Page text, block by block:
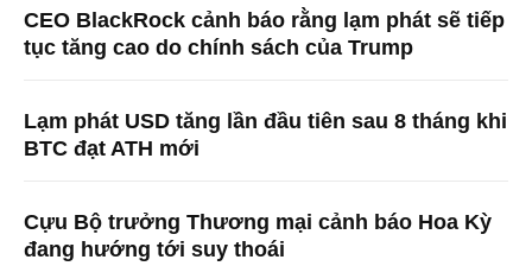
CEO BlackRock cảnh báo rằng lạm phát sẽ tiếp
tục tăng cao do chính sách của Trump
Lạm phát USD tăng lần đầu tiên sau 8 tháng khi
BTC đạt ATH mới
Cựu Bộ trưởng Thương mại cảnh báo Hoa Kỳ
đang hướng tới suy thoái